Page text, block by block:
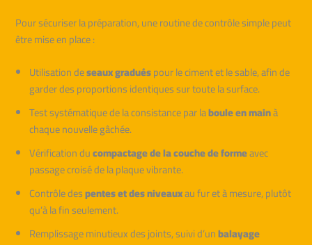
Pour sécuriser la préparation, une routine de contrôle simple peut
être mise en place :
Utilisation deseaux graduéspour le ciment et le sable, afin de
garder des proportions identiques sur toute la surface.
Test systématique de la consistance par laboule en mainà
chaque nouvelle gâchée.
Vérification ducompactage de la couche de formeavec
passage croisé de la plaque vibrante.
Contrôle despentes et des niveauxau fur et à mesure, plutôt
qu’à la fin seulement.
Remplissage minutieux des joints, suivi d’unbalayage